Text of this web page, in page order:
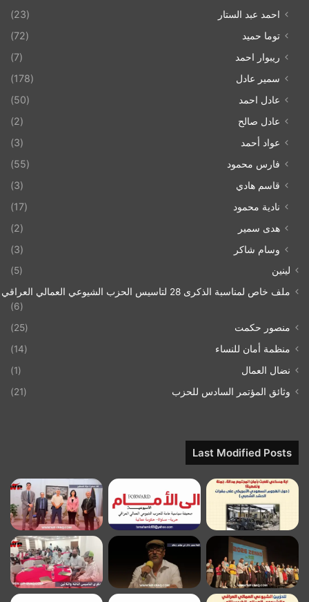
احمد عبد الستار
(23)
توما حميد
(72)
ريبوار احمد
(7)
سمير عادل
(178)
عادل احمد
(50)
عادل صالح
(2)
عواد أحمد
(3)
فارس محمود
(55)
قاسم هادي
(3)
نادية محمود
(17)
هدى سمير
(2)
وسام شاكر
(3)
لينين
(5)
ملف خاص لمناسبة الذكرى 28 لتاسيس الحزب الشيوعي العمالي العراقي 1993/07/21
(6)
منصور حكمت
(25)
منظمة أمان للنساء
(14)
نضال العمال
(1)
وثائق المؤتمر السادس للحزب
(21)
Last Modified Posts